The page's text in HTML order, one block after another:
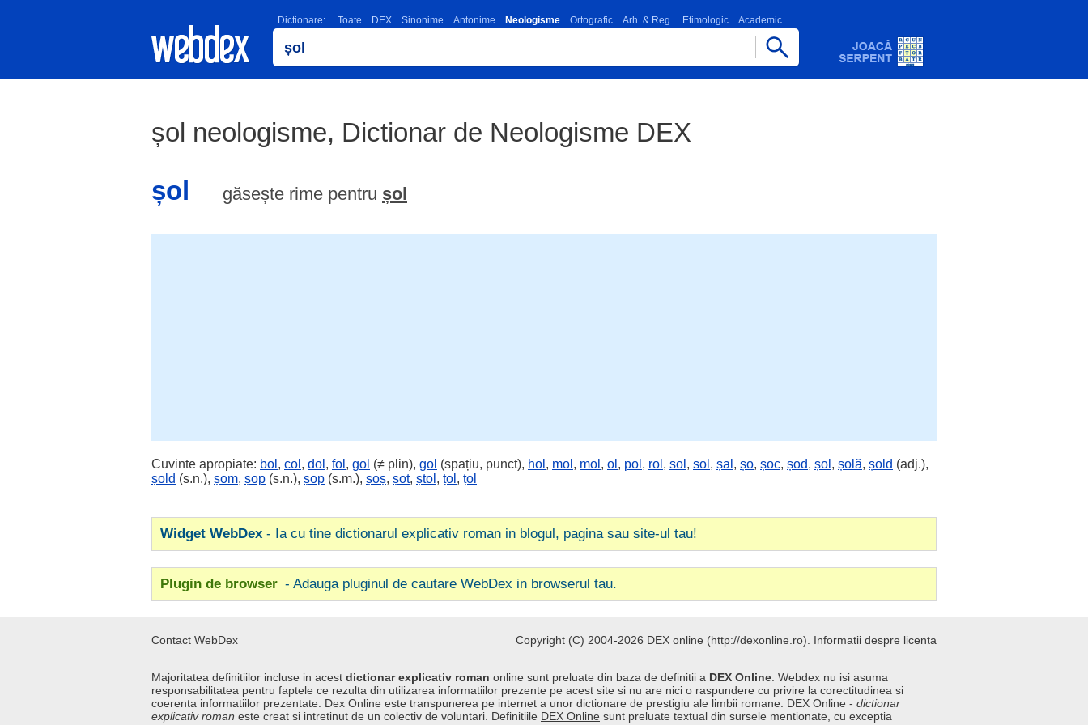
Dictionare: Toate DEX Sinonime Antonime Neologisme Ortografic Arh. & Reg. Etimologic Academic
șol neologisme, Dictionar de Neologisme DEX
șol
găsește rime pentru șol
Cuvinte apropiate: bol , col , dol , fol , gol (≠ plin), gol (spațiu, punct), hol , mol , mol , ol , pol , rol , sol , sol , șal , șo, șoc, șod, șol , șolă, șold (adj.),
șold (s.n.), șom, șop (s.n.), șop (s.m.), șoș, șot, ștol , țol , țol
Widget WebDex - Ia cu tine dictionarul explicativ roman in blogul, pagina sau site-ul tau!
Plugin de browser - Adauga pluginul de cautare WebDex in browserul tau.
Contact WebDex Copyright (C) 2004-2026 DEX online (http://dexonline.ro). Informatii despre licenta
Majoritatea definitiilor incluse in acest dictionar explicativ roman online sunt preluate din baza de definitii a DEX Online . Webdex nu isi asuma
responsabilitatea pentru faptele ce rezulta din utilizarea informatiilor prezente pe acest site si nu are nici o raspundere cu privire la corectitudinea si
coerenta informatiilor prezentate. Dex Online este transpunerea pe internet a unor dictionare de prestigiu ale limbii romane. DEX Online - dictionar
explicativ roman este creat si intretinut de un colectiv de voluntari. Definitiile DEX Online sunt preluate textual din sursele mentionate, cu exceptia